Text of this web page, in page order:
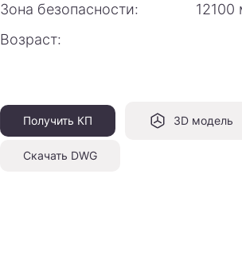
Зона безопасности:
12100
Возраст:
Получить КП 3D модель
Скачать DWG